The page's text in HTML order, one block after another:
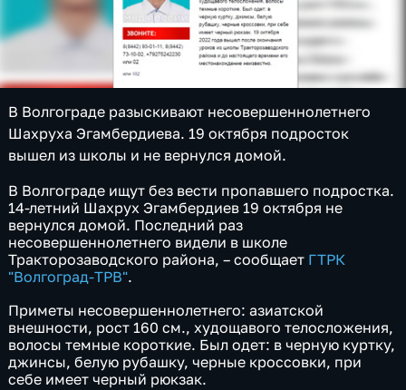
В Волгограде разыскивают несовершеннолетнего
Шахруха Эгамбердиева. 19 октября подросток
вышел из школы и не вернулся домой.
В Волгограде ищут без вести пропавшего подростка.
14-летний Шахрух Эгамбердиев 19 октября не
вернулся домой. Последний раз
несовершеннолетнего видели в школе
Тракторозаводского района, – сообщает ГТРК
"Волгоград-ТРВ".
Приметы несовершеннолетнего: азиатской
внешности, рост 160 см., худощавого телосложения,
волосы темные короткие. Был одет: в черную куртку,
джинсы, белую рубашку, черные кроссовки, при
себе имеет черный рюкзак.